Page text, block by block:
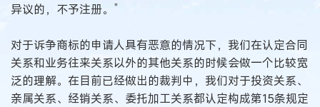
异议的，不予注册。”
对于诉争商标的申请人具有恶意的情况下，我们在认定合同
关系和业务往来关系以外的其他关系的时候会做一个比较宽
泛的理解。在目前已经做出的裁判中，我们对于投资关系、
亲属关系、经销关系、委托加工关系都认定构成第15条规定